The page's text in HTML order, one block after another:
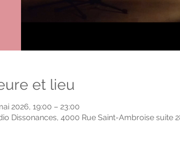
et lieu
2026, 19:00 – 23:00
Dissonances, 4000 Rue Saint-Ambroise suite